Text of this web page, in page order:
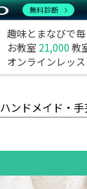
趣味とまなびで
お教室 21,000 教
オンラインレッ
ハンドメイド・
無料診断